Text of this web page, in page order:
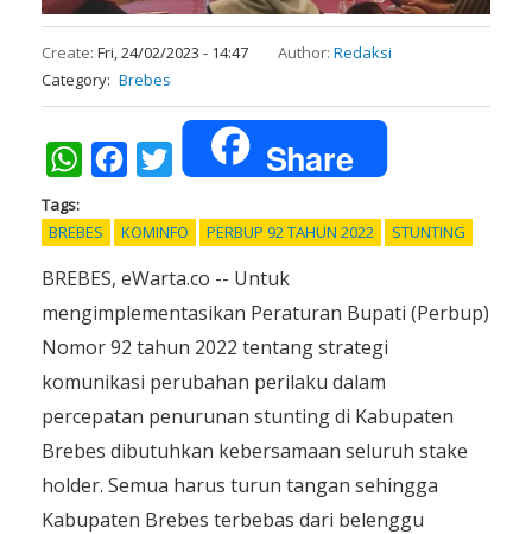
Create: Fri, 24/02/2023 - 14:47 Author: Redaksi
Category Brebes
WhatsAppFacebookTwitter Share
Tags
BREBES
KOMINFO PERBUP 92 TAHUN 2022 STUNTING
BREBES, eWarta.co -- Untuk
mengimplementasikan Peraturan Bupati (Perbup)
Nomor 92 tahun 2022 tentang strategi
komunikasi perubahan perilaku dalam
percepatan penurunan stunting di Kabupaten
Brebes dibutuhkan kebersamaan seluruh stake
holder. Semua harus turun tangan sehingga
Kabupaten Brebes terbebas dari belenggu